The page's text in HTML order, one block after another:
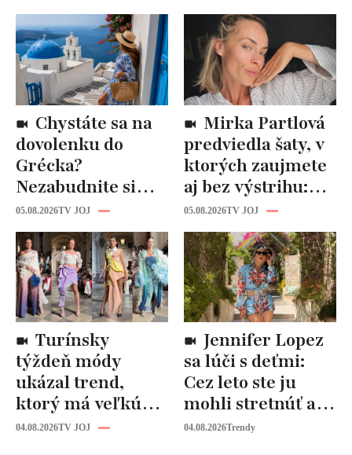
dovolenku do
Grécka?
Nezabudnite si
odtiaľ uloviť tieto
štýlové kúsky
05.08.2026TV JOJ
predviedla šaty, v
ktorých zaujmete
aj bez výstrihu:
Ich čaro je v tomto
detaile
05.08.2026TV JOJ
týždeň módy
ukázal trend,
ktorý má veľkú
budúcnosť: Počuli
04.08.2026TV JOJ
sa lúči s deťmi:
Cez leto ste ju
mohli stretnúť aj
vy!
04.08.2026Trendy